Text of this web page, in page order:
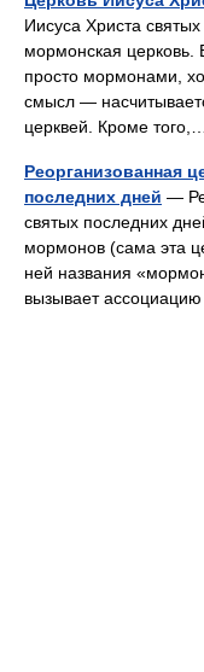
Иисуса Христа
мормонская церковь.
просто мормонами,
смысл —
церквей. Кроме
Реорганизованная
последних дней —
святых последних
мормонов (сама эта
ней названия
вызывает